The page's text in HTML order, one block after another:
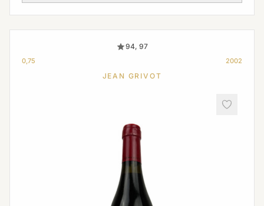
94, 97
0,75 2002
JEAN GRIVOT